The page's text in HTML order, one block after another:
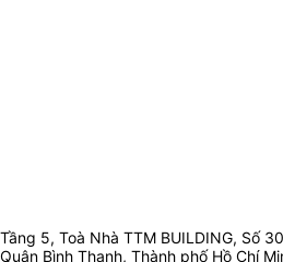
Tầng 5, Toà Nhà TTM BUILDING, Số
Quận Bình Thạnh, Thành phố Hồ Chí